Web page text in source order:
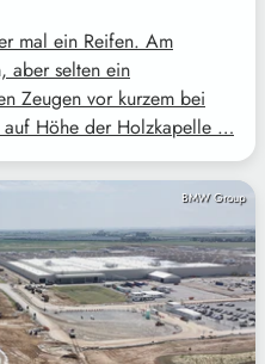
mal ein Reifen. Am
aber selten ein
Zeugen vor kurzem bei
auf Höhe der Holzkapelle …
BMW Group